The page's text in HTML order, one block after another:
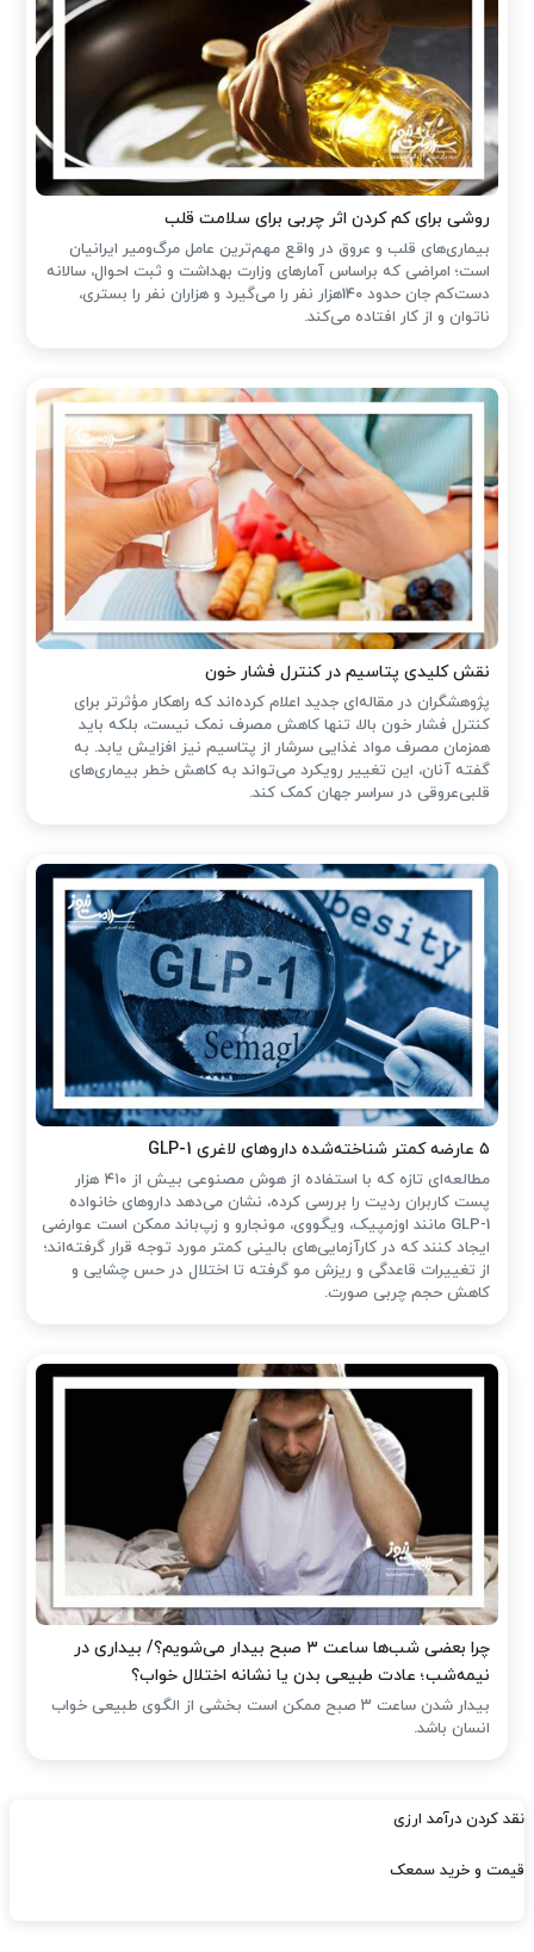
روشی برای کم کردن اثر چربی برای سلامت قلب
بیماری‌های قلب و عروق در واقع مهم‌ترین عامل مرگ‌ومیر ایرانیان
است؛ امراضی که براساس آمارهای وزارت بهداشت و ثبت احوال، سالانه
دست‌کم جان حدود 140هزار نفر را می‌گیرد و هزاران نفر را بستری،
ناتوان و از کار افتاده می‌کند.
نقش کلیدی پتاسیم در کنترل فشار خون
پژوهشگران در مقاله‌ای جدید اعلام کرده‌اند که راهکار مؤثرتر برای
کنترل فشار خون بالا، تنها کاهش مصرف نمک نیست، بلکه باید
همزمان مصرف مواد غذایی سرشار از پتاسیم نیز افزایش یابد. به
گفته آنان، این تغییر رویکرد می‌تواند به کاهش خطر بیماری‌های
قلبی‌عروقی در سراسر جهان کمک کند.
۵ عارضه کمتر شناخته‌شده داروهای لاغری GLP-1
مطالعه‌ای تازه که با استفاده از هوش مصنوعی بیش از ۴۱۰ هزار
پست کاربران ردیت را بررسی کرده، نشان می‌دهد داروهای خانواده
GLP-1 مانند اوزمپیک، ویگووی، مونجارو و زپ‌باند ممکن است عوارضی
ایجاد کنند که در کارآزمایی‌های بالینی کمتر مورد توجه قرار گرفته‌اند؛
از تغییرات قاعدگی و ریزش مو گرفته تا اختلال در حس چشایی و
کاهش حجم چربی صورت.
چرا بعضی شب‌ها ساعت ۳ صبح بیدار می‌شویم؟/ بیداری در
نیمه‌شب؛ عادت طبیعی بدن یا نشانه اختلال خواب؟
بیدار شدن ساعت ۳ صبح ممکن است بخشی از الگوی طبیعی خواب
انسان باشد.
نقد کردن درآمد ارزی
قیمت و خرید سمعک